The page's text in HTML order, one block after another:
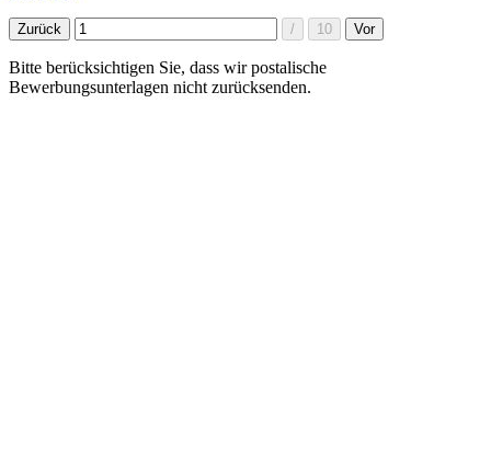
Bitte berücksichtigen Sie, dass wir postalische
Bewerbungsunterlagen nicht zurücksenden.